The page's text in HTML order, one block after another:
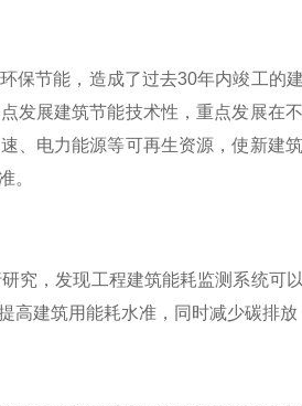
保节能，造成了过去30年内竣工
发展建筑节能技术性，重点发展在
、电力能源等可再生资源，使新建
。
究，发现工程建筑能耗监测系统可
高建筑用能耗水准，同时减少碳排